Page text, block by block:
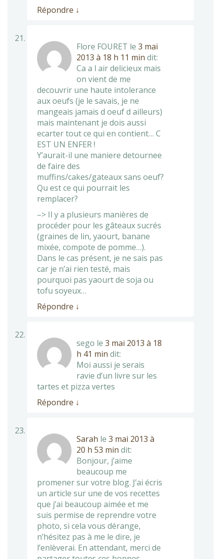
Répondre ↓
Flore FOURET le 3 mai
2013 à 18 h 11 min dit:
Ca a l air delicieux mais
on vient de me
decouvrir une haute intolerance
aux oeufs (je le savais, je ne
mangeais jamais d oeuf d ailleurs)
mais maintenant je dois aussi
ecarter tout ce qui en contient… C
EST UN ENFER !
Y’aurait-il une maniere detournee
de faire des
muffins/cakes/gateaux sans oeuf?
Qu est ce qui pourrait les
remplacer?
–> Il y a plusieurs manières de
procéder pour les gâteaux sucrés
(graines de lin, yaourt, banane
mixée, compote de pomme…).
Dans le cas présent, je ne sais pas
car je n’ai rien testé, mais
pourquoi pas yaourt de soja ou
tofu soyeux…
Répondre ↓
sego le 3 mai 2013 à 18
h 41 min dit:
Moi aussi je serais
ravie d’un livre sur les
tartes et pizza vertes
Répondre ↓
Sarah le 3 mai 2013 à
20 h 53 min dit:
Bonjour, j’aime
beaucoup me
promener sur votre blog. J’ai écris
un article sur une de vos recettes
que j’ai beaucoup aimée et me
suis permise de reprendre votre
photo, si cela vous dérange,
n’hésitez pas à me le dire, je
l’enlèverai. En attendant, merci de